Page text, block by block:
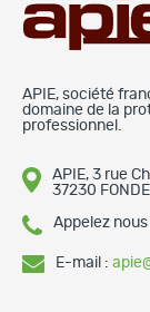
APIE, société
domaine de la
professionnel.
APIE, 3 rue
37230
Appelez nous
E-mail :